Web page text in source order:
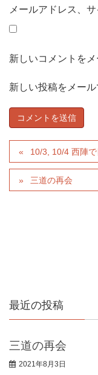
メールアドレス、サ
新しいコメントを
新しい投稿をメー
10/3, 10/4 西陣
三道の再会
最近の投稿
三道の再会
2021年8月3日